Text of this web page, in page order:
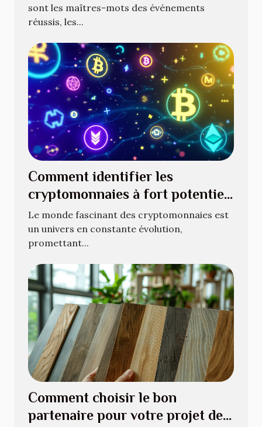
sont les maîtres-mots des événements
réussis, les...
Comment identifier les
cryptomonnaies à fort potentiel
pour l'avenir
Le monde fascinant des cryptomonnaies est
un univers en constante évolution,
promettant...
Comment choisir le bon
partenaire pour votre projet de